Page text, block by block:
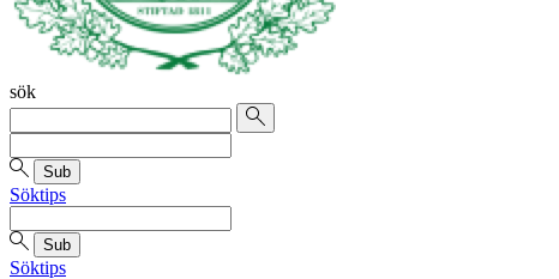
sök
Sub
Söktips
Sub
Söktips